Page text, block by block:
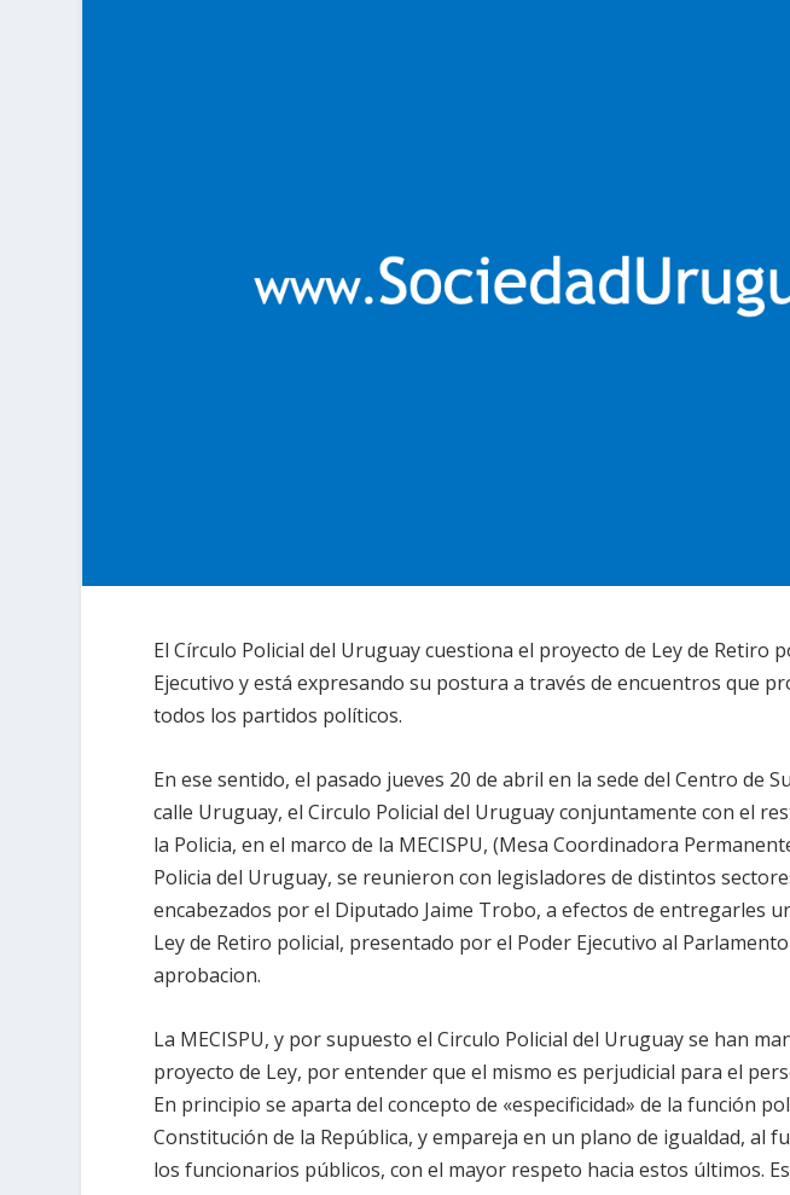
El Círculo Policial del Uruguay cuestiona el proyecto de Ley de Retiro
Ejecutivo y está expresando su postura a través de encuentros que
todos los partidos políticos.
En ese sentido, el pasado jueves 20 de abril en la sede del Centro de
calle Uruguay, el Circulo Policial del Uruguay conjuntamente con el
la Policia, en el marco de la MECISPU, (Mesa Coordinadora
Policia del Uruguay, se reunieron con legisladores de distintos
encabezados por el Diputado Jaime Trobo, a efectos de entregarles
Ley de Retiro policial, presentado por el Poder Ejecutivo al
aprobacion.
La MECISPU, y por supuesto el Circulo Policial del Uruguay se han
proyecto de Ley, por entender que el mismo es perjudicial para el
En principio se aparta del concepto de «especificidad» de la función
Constitución de la República, y empareja en un plano de igualdad, al
los funcionarios públicos, con el mayor respeto hacia estos últimos.